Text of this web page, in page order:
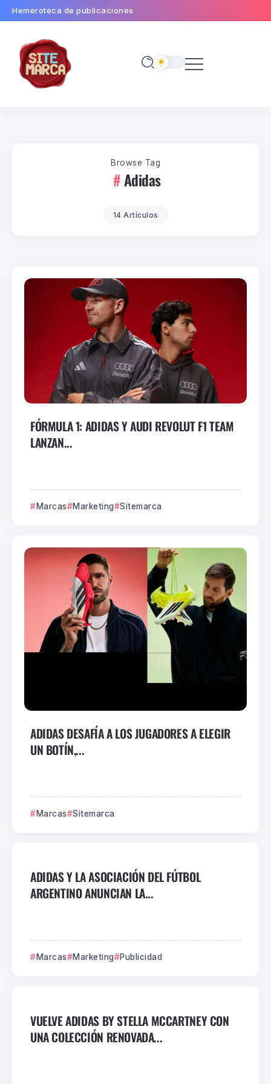
Hemeroteca de publicaciones
Browse Tag
Adidas
14 Artículos
FÓRMULA 1: ADIDAS Y AUDI REVOLUT F1 TEAM
LANZAN...
Marcas Marketing Sitemarca
ADIDAS DESAFÍA A LOS JUGADORES A ELEGIR
UN BOTÍN,...
Marcas Sitemarca
ADIDAS Y LA ASOCIACIÓN DEL FÚTBOL
ARGENTINO ANUNCIAN LA...
Marcas Marketing Publicidad
VUELVE ADIDAS BY STELLA MCCARTNEY CON
UNA COLECCIÓN RENOVADA...